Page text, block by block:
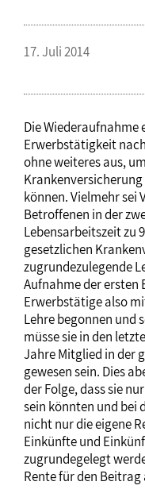
17. Juli 2014
Die
Erwerbstätigkeit
ohne weiteres aus,
Krankenversicherung
können. Vielmehr sei
Betroffenen in der
Lebensarbeitszeit zu
gesetzlichen
zugrundezulegende
Aufnahme der ersten
Erwerbstätige also
Lehre begonnen und
müsse sie in den
Jahre Mitglied in der
gewesen sein. Dies
der Folge, dass sie
sein könnten und bei
nicht nur die eigene
Einkünfte und
zugrundegelegt
Rente für den